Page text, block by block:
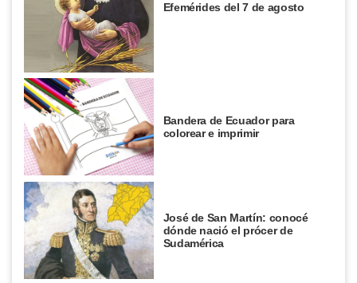
Efemérides del 7 de agosto
Bandera de Ecuador para
colorear e imprimir
José de San Martín: conocé
dónde nació el prócer de
Sudamérica